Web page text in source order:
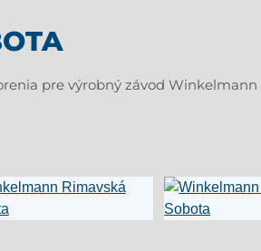
pre výrobný závod Winkelmann